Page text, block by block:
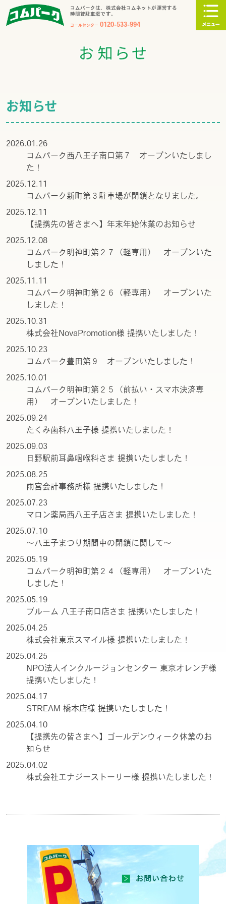
コムパークは、株式会社コムネットが運営する
時間貸駐車場です。
コールセンター 0120-533-994
お知らせ
2026.01.26
コムパーク西八王子南口第７ オープンいたしまし
た！
2025.12.11
コムパーク新町第３駐車場が閉鎖となりました。
2025.12.11
【提携先の皆さまへ】年末年始休業のお知らせ
2025.12.08
コムパーク明神町第２７（軽専用） オープンいた
しました！
2025.11.11
コムパーク明神町第２６（軽専用） オープンいた
しました！
2025.10.31
株式会社NovaPromotion様 提携いたしました！
2025.10.23
コムパーク豊田第９ オープンいたしました！
2025.10.01
コムパーク明神町第２５（前払い・スマホ決済専
用） オープンいたしました！
2025.09.24
たくみ歯科八王子様 提携いたしました！
2025.09.03
日野駅前耳鼻咽喉科さま 提携いたしました！
2025.08.25
雨宮会計事務所様 提携いたしました！
2025.07.23
マロン薬局西八王子店さま 提携いたしました！
2025.07.10
～八王子まつり期間中の閉鎖に関して～
2025.05.19
コムパーク明神町第２４（軽専用） オープンいた
しました！
2025.05.19
ブルーム 八王子南口店さま 提携いたしました！
2025.04.25
株式会社東京スマイル様 提携いたしました！
2025.04.25
NPO法人インクルージョンセンター 東京オレンヂ様
提携いたしました！
2025.04.17
STREAM 橋本店様 提携いたしました！
2025.04.10
【提携先の皆さまへ】ゴールデンウィーク休業のお
知らせ
2025.04.02
株式会社エナジーストーリー様 提携いたしました！